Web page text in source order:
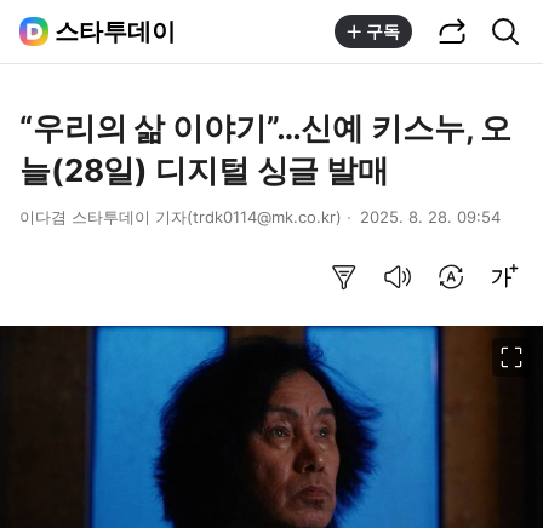
스타투데이 구독
“우리의 삶 이야기”…신예 키스누, 오
늘(28일) 디지털 싱글 발매
이다겸 스타투데이 기자(trdk0114@mk.co.kr) 2025. 8. 28. 09:54